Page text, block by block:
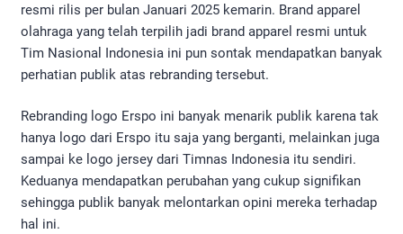
resmi rilis per bulan Januari 2025 kemarin. Brand apparel
olahraga yang telah terpilih jadi brand apparel resmi untuk
Tim Nasional Indonesia ini pun sontak mendapatkan banyak
perhatian publik atas rebranding tersebut.
Rebranding logo Erspo ini banyak menarik publik karena tak
hanya logo dari Erspo itu saja yang berganti, melainkan juga
sampai ke logo jersey dari Timnas Indonesia itu sendiri.
Keduanya mendapatkan perubahan yang cukup signifikan
sehingga publik banyak melontarkan opini mereka terhadap
hal ini.